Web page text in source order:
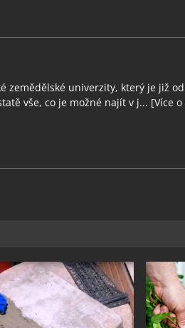
zemědělské univerzity, který je již
vše, co je možné najít v j... [Více